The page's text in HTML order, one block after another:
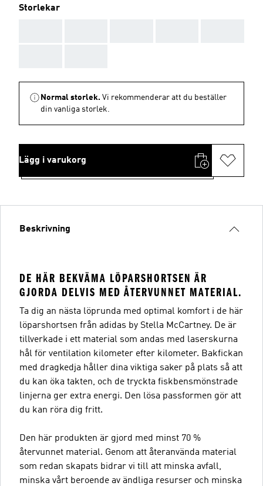
Storlekar
Normal storlek. Vi rekommenderar att du beställer
din vanliga storlek.
Lägg i varukorg
Beskrivning
DE HÄR BEKVÄMA LÖPARSHORTSEN ÄR
GJORDA DELVIS MED ÅTERVUNNET MATERIAL.
Ta dig an nästa löprunda med optimal komfort i de här
löparshortsen från adidas by Stella McCartney. De är
tillverkade i ett material som andas med laserskurna
hål för ventilation kilometer efter kilometer. Bakfickan
med dragkedja håller dina viktiga saker på plats så att
du kan öka takten, och de tryckta fiskbensmönstrade
linjerna ger extra energi. Den lösa passformen gör att
du kan röra dig fritt.
Den här produkten är gjord med minst 70 %
återvunnet material. Genom att återanvända material
som redan skapats bidrar vi till att minska avfall,
minska vårt beroende av ändliga resurser och minska